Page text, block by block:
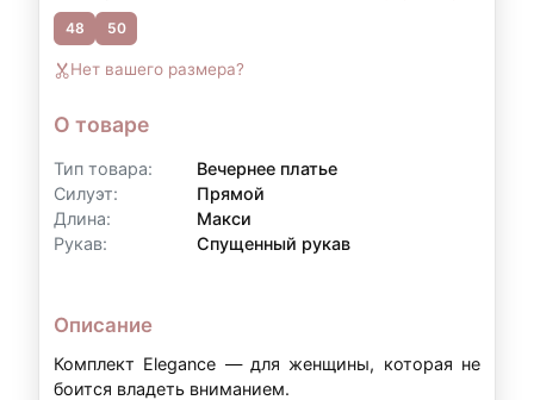
48 50
Нет вашего размера?
О товаре
Тип товара:
Вечернее платье
Силуэт:
Прямой
Длина:
Макси
Рукав:
Спущенный рукав
Описание
Комплект Elegance — для женщины, которая не
боится владеть вниманием.
Контакты для уточнения:
По всем вопросам, связанным с
оформлением рассрочки, вы можете
Телефон:
+7 (903) 718-28-15
WhatsApp:
+7 (903) 718-28-15
Примечание:Условия рассрочки могут
варьироваться в зависимости от суммы аренды